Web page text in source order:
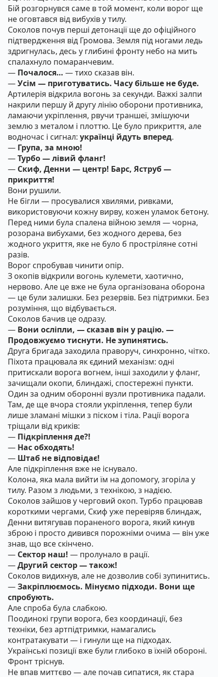
Бій розгорнувся саме в той момент, коли ворог ще
не оговтався від вибухів у тилу.
Соколов почув перші детонації ще до офіційного
підтвердження від Громова. Земля під ногами ледь
здригнулась, десь у глибині фронту небо на мить
спалахнуло помаранчевим.
— Почалося… — тихо сказав він.
—Усім — приготуватись. Часу більше не буде.
Артилерія відкрила вогонь за секунди. Важкі залпи
накрили першу й другу лінію оборони противника,
ламаючи укріплення, рвучи траншеї, змішуючи
землю з металом і плоттю. Це було прикриття, але
водночас і сигнал: українці йдуть вперед.
— Група, за мною!
—Турбо — лівий фланг!
— Скиф, Денни — центр! Барс, Яструб —
прикриття!
Вони рушили.
Не бігли — просувалися хвилями, ривками,
використовуючи кожну вирву, кожен уламок бетону.
Перед ними була спалена війною земля — чорна,
розорана вибухами, без жодного дерева, без
жодного укриття, яке не було б простріляне сотні
разів.
Ворог спробував чинити опір.
З окопів відкрили вогонь кулемети, хаотично,
нервово. Але це вже не була організована оборона
— це були залишки. Без резервів. Без підтримки. Без
розуміння, що відбувається.
Соколов бачив це одразу.
— Вони осліпли, — сказав він у рацію. —
Продовжуємо тиснути. Не зупинятись.
Друга бригада заходила праворуч, синхронно, чітко.
Піхота працювала як єдиний механізм: одні
притискали ворога вогнем, інші заходили у фланг,
зачищали окопи, блиндажі, спостережні пункти.
Один за одним оборонні вузли противника падали.
Там, де ще вчора стояли укріплення, тепер були
лише зламані мішки з піском і тіла. Рації ворога
тріщали від криків:
— Підкріплення де?!
— Нас обходять!
— Штаб не відповідає!
Але підкріплення вже не існувало.
Колона, яка мала вийти їм на допомогу, згоріла у
тилу. Разом з людьми, з технікою, з надією.
Соколов зайшов у черговий окоп. Турбо працював
короткими чергами, Скиф уже перевіряв блиндаж,
Денни витягував пораненого ворога, який кинув
зброю і просто дивився порожніми очима — він уже
знав, що все скінчено.
— Сектор наш! — пролунало в рації.
—Другий сектор — також!
Соколов видихнув, але не дозволив собі зупинитись.
—Закріплюємось. Мінуємо підходи. Вони ще
спробують.
Але спроба була слабкою.
Поодинокі групи ворога, без координації, без
техніки, без артпідтримки, намагались
контратакувати — і гинули ще на підходах.
Українські позиції вже були глибоко в їхній обороні.
Фронт тріснув.
Не впав миттєво — але почав сипатися, як стара